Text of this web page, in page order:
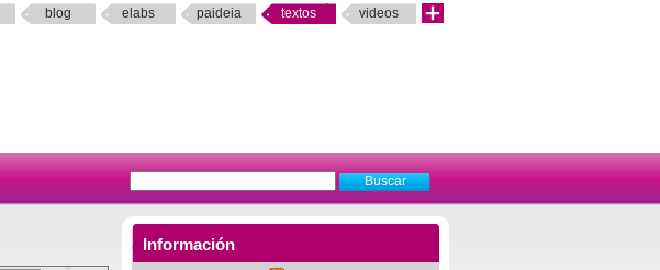
blog elabs paideia textos videos
Información